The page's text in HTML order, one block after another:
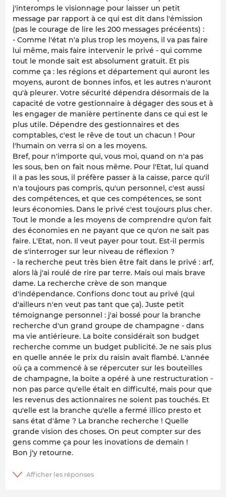
j'interomps le visionnage pour laisser un petit
message par rapport à ce qui est dit dans l'émission
(pas le courage de lire les 200 messages précéents) :
- Comme l'état n'a plus trop les moyens, il va pas faire
lui même, mais faire intervenir le privé - qui comme
tout le monde sait est absolument gratuit. Et pis
comme ça : les régions et département qui auront les
moyens, auront de bonnes infos, et les autres n'auront
qu'à pleurer. Votre sécurité dépendra désormais de la
capacité de votre gestionnaire à dégager des sous et à
les engager de manière pertinente dans ce qui est le
plus utile. Dépendre des gestionnaires et des
comptables, c'est le rêve de tout un chacun ! Pour
l'humain on verra si on a les moyens.
Bref, pour n'importe qui, vous moi, quand on n'a pas
les sous, ben on fait nous même. Pour l'Etat, lui quand
il a pas les sous, il préfère passer à la caisse, parce qu'il
n'a toujours pas compris, qu'un personnel, c'est aussi
des compétences, et que ces compétences, se sont
leurs économies. Dans le privé c'est toujours plus cher.
Tout le monde a les moyens de comprendre qu'on fait
des économies en ne payant que ce qu'on ne sait pas
faire. L'Etat, non. Il veut payer pour tout. Est-il permis
de s'interroger sur leur niveau de réflexion ?
- la recherche peut très bien être fait dans le privé : arf,
alors là j'ai roulé de rire par terre. Mais oui mais brave
dame. La recherche crève de son manque
d'indépendance. Confions donc tout au privé (qui
d'ailleurs n'en veut pas tant que ça). Juste petit
témoignange personnel : j'ai bossé pour la branche
recherche d'un grand groupe de champagne - dans
ma vie antiérieure. La boite considérait son budget
recherche comme un budget publicité. Je ne sais plus
en quelle année le prix du raisin avait flambé. L'année
où ça a commencé à se répercuter sur les bouteilles
de champagne, la boite a opéré à une restructuration -
non pas parce qu'elle était en difficulté, mais pour que
les revenus des actionnaires ne soient pas touchés. Et
qu'elle est la branche qu'elle a fermé illico presto et
sans état d'âme ? La branche recherche ! Quelle
grande vision des choses. On peut compter sur des
gens comme ça pour les inovations de demain !
Bon j'y retourne.